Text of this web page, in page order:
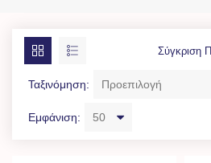
Σύγκριση
Ταξινόμηση:
Εμφάνιση: